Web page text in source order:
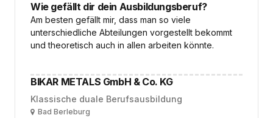
Wie gefällt dir dein Ausbildungsberuf?
Am besten gefällt mir, dass man so viele
unterschiedliche Abteilungen vorgestellt bekommt
und theoretisch auch in allen arbeiten könnte.
BIKAR METALS GmbH & Co. KG
Klassische duale Berufsausbildung
OrtBad Berleburg